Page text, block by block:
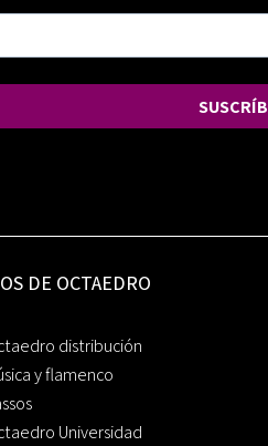
DE OCTAEDRO
distribución
y flamenco
Universidad